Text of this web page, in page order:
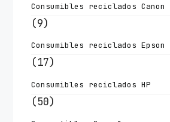
Consumibles reciclados Canon
(9)
Consumibles reciclados Epson
(17)
Consumibles reciclados HP
(50)